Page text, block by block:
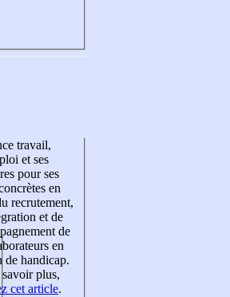
travail,
et ses
pour ses
en
recrutement,
et de
de
en
de handicap.
plus,
cet article.